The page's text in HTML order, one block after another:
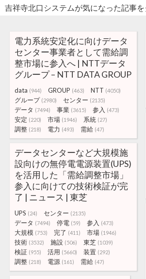
吉祥寺北口システムが気になった記事
電力系統安定化に向けデータ
センター事業者として需給調
整市場に参入へ | NTTデータ
グループ – NTT DATA GROUP
data (944) GROUP (463) NTT (4050)
グループ (2980) センター (2135)
データ (7494) 事業 (3615) 参入 (473)
安定 (220) 市場 (1946) 系統 (27)
調整 (218) 電力 (493) 需給 (47)
データセンターなど大規模施
設向けの無停電電源装置(UPS)
を活用した「需給調整市場」
参入に向けての技術検証が完
了 | ニュース | 東芝
UPS (24) センター (2135)
データ (7494) 停電 (59) 参入 (473)
大規模 (753) 完了 (411) 市場 (1946)
技術 (3532) 施設 (506) 東芝 (1039)
検証 (955) 活用 (5660) 装置 (292)
調整 (218) 電源 (161) 需給 (47)